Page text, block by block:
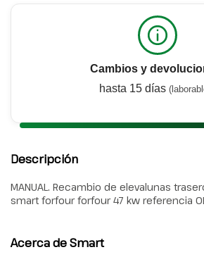
Cambios y
hasta 15 días
Descripción
MANUAL. Recambio de elevalunas
smart forfour forfour 47 kw referencia
Acerca de Smart